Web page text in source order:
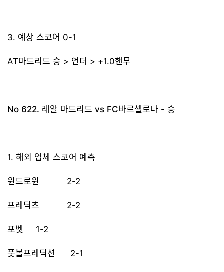
3. 예상 스코어 0-1
AT마드리드 승 > 언더 > +1.0핸무
No 622. 레알 마드리드 vs FC바르셀로나 - 승
1. 해외 업체 스코어 예측
윈드로윈 2-2
프레딕츠 2-2
포벳 1-2
풋볼프레딕션 2-1